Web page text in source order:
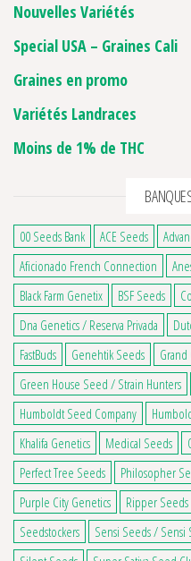
Nouvelles Variétés
Special USA – Graines Cali
Graines en promo
Variétés Landraces
Moins de 1% de THC
00 Seeds Bank ACE Seeds
Aficionado French Connection
Black Farm Genetix
BSF Seeds
Dna Genetics / Reserva Privada
FastBuds
Genehtik Seeds
Green House Seed / Strain Hunters
Humboldt Seed Company
Khalifa Genetics
Medical Seeds
Perfect Tree Seeds
Philosopher
Purple City Genetics
Ripper Seeds
Seedstockers
Sensi Seeds / Sensi